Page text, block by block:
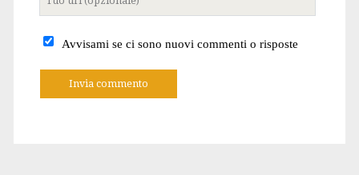
sito
Avvisami se ci sono nuovi commenti o risposte